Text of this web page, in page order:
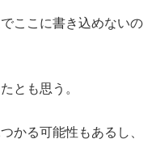
ここに書き込めないの
とも思う。
かる可能性もあるし、